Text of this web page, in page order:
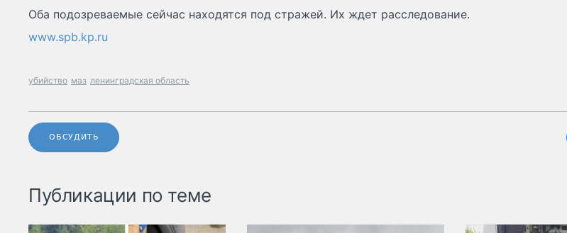
Оба подозреваемые сейчас находятся под стражей. Их ждет расследование.
www.spb.kp.ru
убийство маз ленинградская область
ОБСУДИТЬ
Публикации по теме